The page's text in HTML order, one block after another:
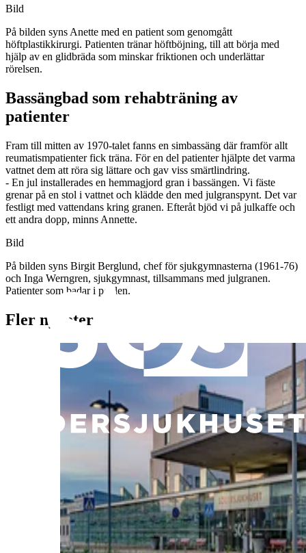
Bild
På bilden syns Anette med en patient som genomgått
höftplastikkirurgi. Patienten tränar höftböjning, till att börja med
hjälp av en glidbräda som minskar friktionen och underlättar
rörelsen.
Bassängbad som rehabträning av
patienter
Fram till mitten av 1970-talet fanns en simbassäng där framför allt
reumatismpatienter fick träna. För en del patienter hjälpte det varma
vattnet dem att röra sig lättare och gav viss smärtlindring.
- En jul installerades en hemmagjord gran i bassängen. Vi fäste
grenar på en stol i vattnet och klädde den med julgranspynt. Det var
festligt med vattendans kring granen. Efteråt bjöd vi på julkaffe och
ett andra dopp, minns Annette.
Bild
På bilden syns Birgit Berglund, chef för sjukgymnasterna (1961-76)
och Inga Werngren, sjukgymnast, tillsammans med julgranen.
Patienter som badar i poolen.
Fler nyheter